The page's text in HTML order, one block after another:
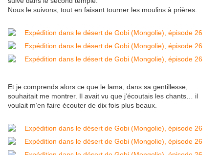
Nous le suivons, tout en faisant tourner les moulins à prières.
Et je comprends alors ce que le lama, dans sa gentillesse,
souhaitait me montrer. Il avait vu que j’écoutais les chants… il
voulait m’en faire écouter de dix fois plus beaux.